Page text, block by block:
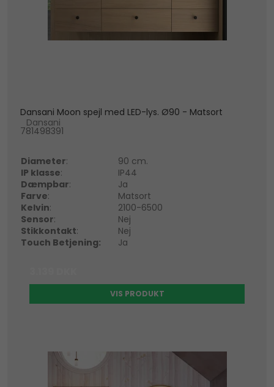
Dansani Moon spejl med LED-lys. Ø90 - Matsort
Dansani
781498391
Diameter:
90 cm.
IP klasse:
IP44
Dæmpbar:
Ja
Farve:
Matsort
Kelvin:
2100-6500
Sensor:
Nej
Stikkontakt:
Nej
Touch Betjening:
Ja
VIS PRODUKT